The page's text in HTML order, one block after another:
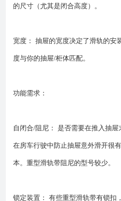
的尺寸（尤其是闭合高度）。
宽度： 抽屉的宽度决定了滑轨的安
度与你的抽屉/柜体匹配。
功能需求：
自闭合/阻尼： 是否需要在推入抽
在房车行驶中防止抽屉意外滑开很
本。重型滑轨带阻尼的型号较少。
锁定装置： 有些重型滑轨带有锁扣